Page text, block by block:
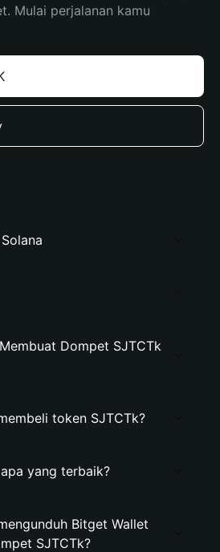
Mulai perjalanan kamu
Dompet SJTCTk
token SJTCTk?
yang terbaik?
Bitget Wallet
SJTCTk?